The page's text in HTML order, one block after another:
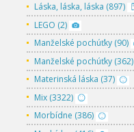
Láska, láska, láska (897)
LEGO (2)
Manželské pochúťky (90)
Manželské pochúťky (362)
Materinská láska (37)
Mix (3322)
Morbídne (386)